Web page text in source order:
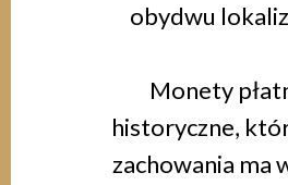
obydwu
Monety
historyczne,
zachowania ma